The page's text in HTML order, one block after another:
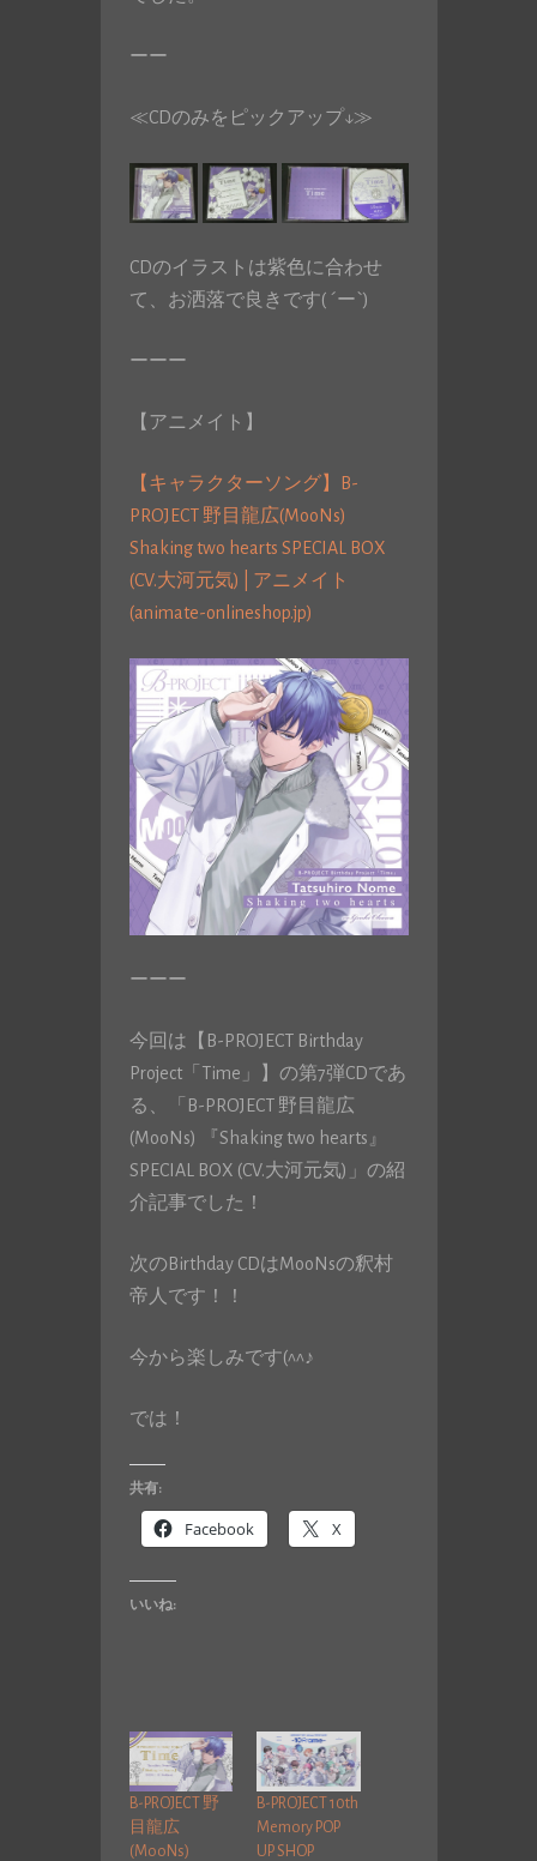
ーー
≪CDのみをピックアップ↓≫
CDのイラストは紫色に合わせ
て、お洒落で良きです( ´ー`)
ーーー
【アニメイト】
【キャラクターソング】B-
PROJECT 野目龍広(MooNs)
Shaking two hearts SPECIAL BOX
(CV.大河元気) | アニメイト
(animate-onlineshop.jp)
ーーー
今回は【B-PROJECT Birthday
Project「Time」】の第7弾CDであ
る、「B-PROJECT 野目龍広
(MooNs) 『Shaking two hearts』
SPECIAL BOX (CV.大河元気)」の紹
介記事でした！
次のBirthday CDはMooNsの釈村
帝人です！！
今から楽しみです(^^♪
では！
共有:
Facebook X
いいね:
B-PROJECT 野
目龍広
(MooNs)
B-PROJECT 10th
Memory POP
UP SHOP